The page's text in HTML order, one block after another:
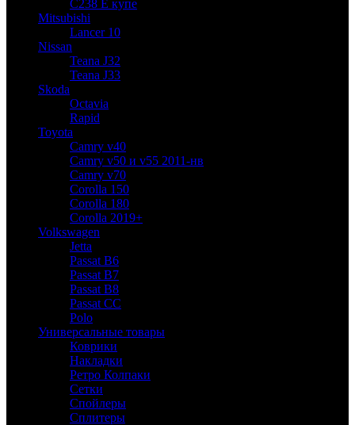
C238 E купе
Mitsubishi
Lancer 10
Nissan
Teana J32
Teana J33
Skoda
Octavia
Rapid
Toyota
Camry v40
Camry v50 и v55 2011-нв
Camry v70
Corolla 150
Corolla 180
Corolla 2019+
Volkswagen
Jetta
Passat B6
Passat B7
Passat B8
Passat CC
Polo
Универсальные товары
Коврики
Накладки
Ретро Колпаки
Сетки
Спойлеры
Сплитеры